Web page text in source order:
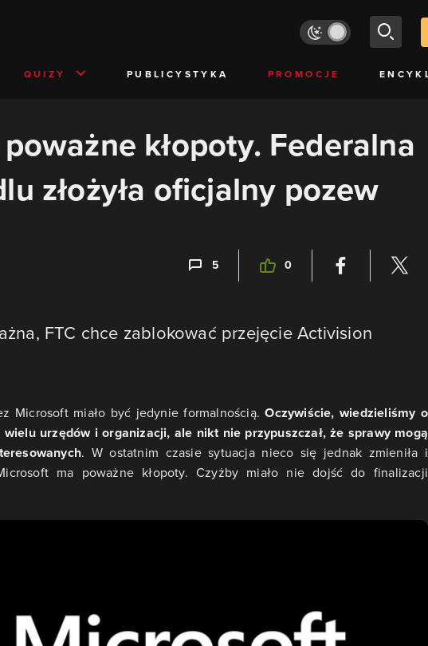
QUIZY PUBLICYSTYKA PROMOCJE
kłopoty. Federalna
złożyła oficjalny pozew
5 0
FTC chce zablokować przejęcie Activision
Microsoft miało być jedynie formalnością.Oczywiście, wiedzieliśmy o
urzędów i organizacji, ale nikt nie przypuszczał, że sprawy mogą
. W ostatnim czasie sytuacja nieco się jednak zmieniła i
ma poważne kłopoty. Czyżby miało nie dojść do finalizacji